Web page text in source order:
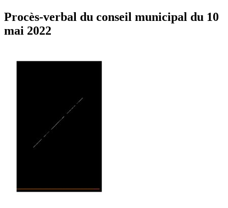
Procès-verbal du conseil municipal du 10
mai 2022